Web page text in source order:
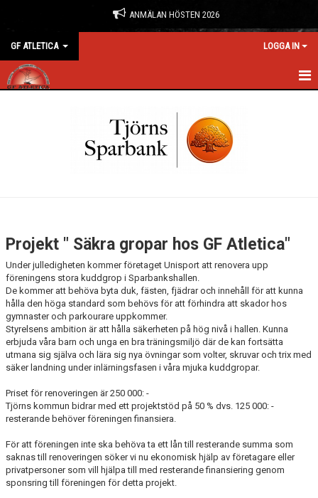
ANMÄLAN HÖSTEN 2026
GF ATLETICA LOGGA IN
BILDGALLERI
DOKUMENT
VÅRA LEDARE/TRÄNARE
FRÅGOR & SVAR
SPONSRING
Projekt " Säkra gropar hos GF Atletica"
Under julledigheten kommer företaget Unisport att renovera upp
föreningens stora kuddgrop i Sparbankshallen.
De kommer att behöva byta duk, fästen, fjädrar och innehåll för att kunna
hålla den höga standard som behövs för att förhindra att skador hos
gymnaster och parkourare uppkommer.
Styrelsens ambition är att hålla säkerheten på hög nivå i hallen. Kunna
erbjuda våra barn och unga en bra träningsmiljö där de kan fortsätta
utmana sig själva och lära sig nya övningar som volter, skruvar och trix med
säker landning under inlärningsfasen i våra mjuka kuddgropar.
Priset för renoveringen är 250 000: -
Tjörns kommun bidrar med ett projektstöd på 50 % dvs. 125 000: -
resterande behöver föreningen finansiera.
För att föreningen inte ska behöva ta ett lån till resterande summa som
saknas till renoveringen söker vi nu ekonomisk hjälp av företagare eller
privatpersoner som vill hjälpa till med resterande finansiering genom
sponsring till föreningen för detta projekt.